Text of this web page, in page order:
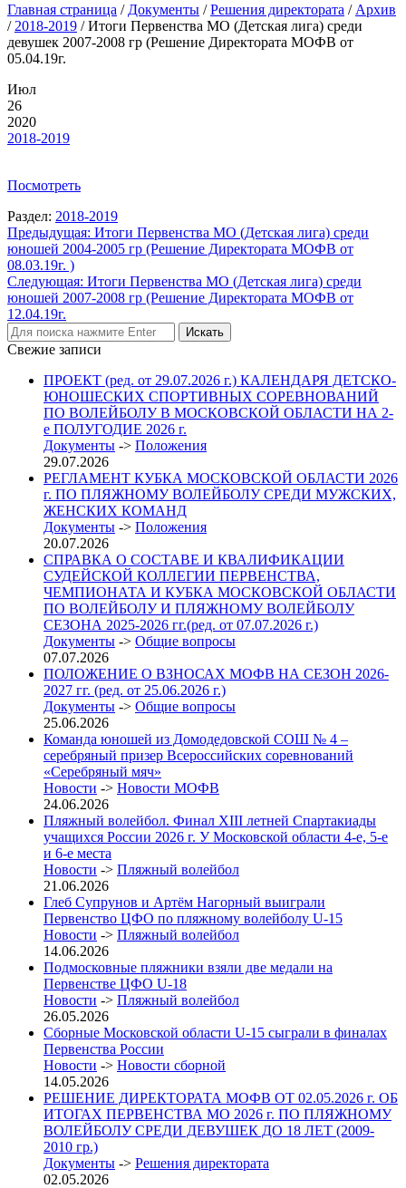
Главная страница / Документы /Решения директората / Архив
/ 2018-2019 /Итоги Первенства МО (Детская лига) среди
девушек 2007-2008 гр (Решение Директората МОФВ от
05.04.19г.
Июл
26
2020
2018-2019
Посмотреть
Раздел: 2018-2019
Навигация
по
записям
Предыдущая: Итоги Первенства МО (Детская лига) среди
юношей 2004-2005 гр (Решение Директората МОФВ от
08.03.19г. )
Следующая: Итоги Первенства МО (Детская лига) среди
юношей 2007-2008 гр (Решение Директората МОФВ от
12.04.19г.
Свежие записи
ПРОЕКТ (ред. от 29.07.2026 г.) КАЛЕНДАРЯ ДЕТСКО-
ЮНОШЕСКИХ СПОРТИВНЫХ СОРЕВНОВАНИЙ
ПО ВОЛЕЙБОЛУ В МОСКОВСКОЙ ОБЛАСТИ НА 2-
е ПОЛУГОДИЕ 2026 г.
Документы -> Положения
29.07.2026
РЕГЛАМЕНТ КУБКА МОСКОВСКОЙ ОБЛАСТИ 2026
г. ПО ПЛЯЖНОМУ ВОЛЕЙБОЛУ СРЕДИ МУЖСКИХ,
ЖЕНСКИХ КОМАНД
Документы -> Положения
20.07.2026
СПРАВКА О СОСТАВЕ И КВАЛИФИКАЦИИ
СУДЕЙСКОЙ КОЛЛЕГИИ ПЕРВЕНСТВА,
ЧЕМПИОНАТА И КУБКА МОСКОВСКОЙ ОБЛАСТИ
ПО ВОЛЕЙБОЛУ И ПЛЯЖНОМУ ВОЛЕЙБОЛУ
СЕЗОНА 2025-2026 гг.(ред. от 07.07.2026 г.)
Документы -> Общие вопросы
07.07.2026
ПОЛОЖЕНИЕ О ВЗНОСАХ МОФВ НА СЕЗОН 2026-
2027 гг. (ред. от 25.06.2026 г.)
Документы -> Общие вопросы
25.06.2026
Команда юношей из Домодедовской СОШ № 4 –
серебряный призер Всероссийских соревнований
«Серебряный мяч»
Новости -> Новости МОФВ
24.06.2026
Пляжный волейбол. Финал XIII летней Спартакиады
учащихся России 2026 г. У Московской области 4-е, 5-е
и 6-е места
Новости -> Пляжный волейбол
21.06.2026
Глеб Супрунов и Артём Нагорный выиграли
Первенство ЦФО по пляжному волейболу U-15
Новости -> Пляжный волейбол
14.06.2026
Подмосковные пляжники взяли две медали на
Первенстве ЦФО U-18
Новости -> Пляжный волейбол
26.05.2026
Сборные Московской области U-15 сыграли в финалах
Первенства России
Новости -> Новости сборной
14.05.2026
РЕШЕНИЕ ДИРЕКТОРАТА МОФВ ОТ 02.05.2026 г. ОБ
ИТОГАХ ПЕРВЕНСТВА МО 2026 г. ПО ПЛЯЖНОМУ
ВОЛЕЙБОЛУ СРЕДИ ДЕВУШЕК ДО 18 ЛЕТ (2009-
2010 гр.)
Документы -> Решения директората
02.05.2026